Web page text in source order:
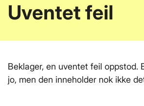
Uventet feil
Beklager, en uventet feil oppstod.
jo, men den inneholder nok ikke